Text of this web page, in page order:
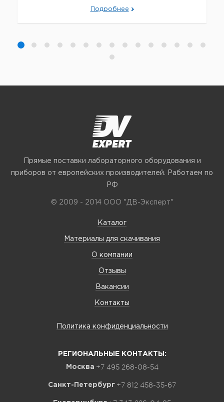
Подробнее
Прямые поставки лабораторного оборудования и
приборов от европейских производителей. Работаем по
РФ
© 2009 - 2014 ООО "ДВ-Эксперт"
Каталог
Материалы для скачивания
О компании
Отзывы
Вакансии
Контакты
Политика конфиденциальности
РЕГИОНАЛЬНЫЕ КОНТАКТЫ:
Москва +7 495 268-08-54
Санкт-Петербург +7 812 458-35-67